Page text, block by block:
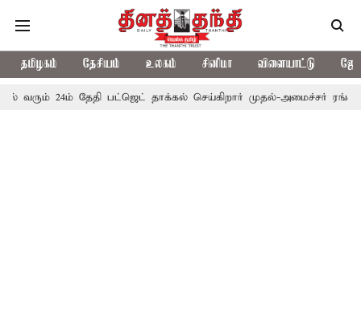
தமிழகம் தேசியம் உலகம் சினிமா விளையாட்டு
தேதி பட்ஜெட் தாக்கல் செய்கிறார் முதல்-அமைச்சர் ரங்கசாமி